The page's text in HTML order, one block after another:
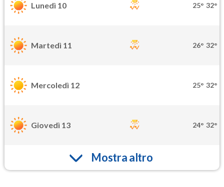
Lunedì 10 25° 32°
Martedì 11 26° 32°
Mercoledì 12 25° 32°
Giovedì 13 24° 32°
Mostra altro